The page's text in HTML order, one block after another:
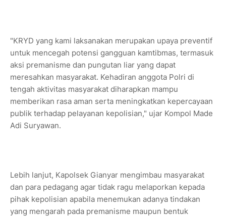
"KRYD yang kami laksanakan merupakan upaya preventif
untuk mencegah potensi gangguan kamtibmas, termasuk
aksi premanisme dan pungutan liar yang dapat
meresahkan masyarakat. Kehadiran anggota Polri di
tengah aktivitas masyarakat diharapkan mampu
memberikan rasa aman serta meningkatkan kepercayaan
publik terhadap pelayanan kepolisian," ujar Kompol Made
Adi Suryawan.
Lebih lanjut, Kapolsek Gianyar mengimbau masyarakat
dan para pedagang agar tidak ragu melaporkan kepada
pihak kepolisian apabila menemukan adanya tindakan
yang mengarah pada premanisme maupun bentuk